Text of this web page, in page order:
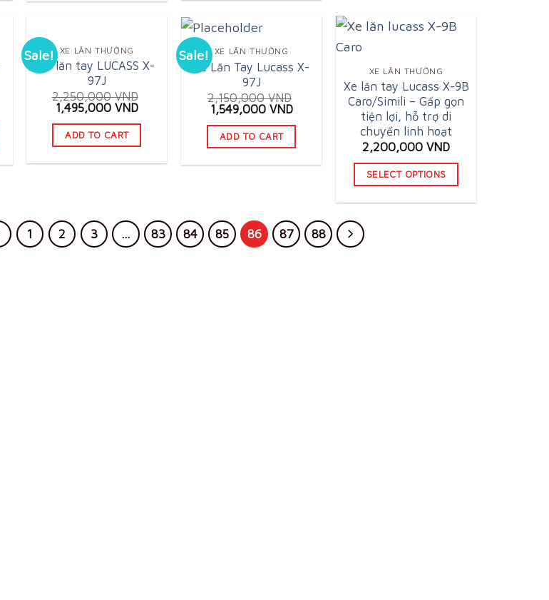
Sale! XE LĂN THƯỜNG
Xe lăn tay LUCASS X-
97J
2,250,000VND
Original
was:
2,250,000 VND.
1,495,000 VNDCurrent
1,495,000 VND.
ADD TO CART
Sale! XE LĂN THƯỜNG
Xe Lăn Tay Lucass X-
97J
2,150,000VND
Original
was:
2,150,000 VND.
1,549,000 VNDCurrent
1,549,000 VND.
ADD TO CART
XE LĂN THƯỜNG
Xe lăn tay Lucass X-9B
Caro/Simili – Gấp gọn
tiện lợi, hỗ trợ di
chuyển linh hoạt
2,200,000VND
SELECT OPTIONS
1 2 3 … 83 84 85 86 87 88